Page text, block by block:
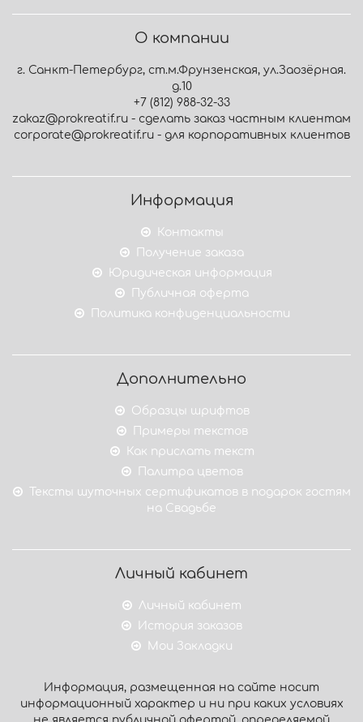
О компании
г. Санкт-Петербург, ст.м.Фрунзенская, ул.Заозёрная.
д.10
+7 (812) 988-32-33
zakaz@prokreatif.ru - сделать заказ частным клиентам
corporate@prokreatif.ru - для корпоративных клиентов
Информация
Контакты
Получение заказа
Юридическая информация
Публичная оферта
Политика конфиденциальности
Дополнительно
Образцы шрифтов
Примеры текстов
Как прислать текст
Палитра цветов
Тексты шуточных сертификатов в подарок гостям
на Свадьбе
Личный кабинет
Личный кабинет
История заказов
Мои Закладки
Информация, размещенная на сайте носит
информационный характер и ни при каких условиях